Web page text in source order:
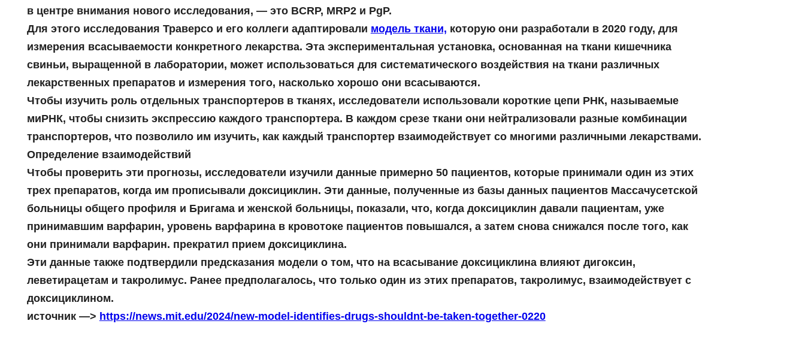
в центре внимания нового исследования, — это BCRP, MRP2 и PgP.
Для этого исследования Траверсо и его коллеги адаптировали модель ткани, которую они разработали в 2020 году, для
измерения всасываемости конкретного лекарства. Эта экспериментальная установка, основанная на ткани кишечника
свиньи, выращенной в лаборатории, может использоваться для систематического воздействия на ткани различных
лекарственных препаратов и измерения того, насколько хорошо они всасываются.
Чтобы изучить роль отдельных транспортеров в тканях, исследователи использовали короткие цепи РНК, называемые
миРНК, чтобы снизить экспрессию каждого транспортера. В каждом срезе ткани они нейтрализовали разные комбинации
транспортеров, что позволило им изучить, как каждый транспортер взаимодействует со многими различными лекарствами.
Определение взаимодействий
Чтобы проверить эти прогнозы, исследователи изучили данные примерно 50 пациентов, которые принимали один из этих
трех препаратов, когда им прописывали доксициклин. Эти данные, полученные из базы данных пациентов Массачусетской
больницы общего профиля и Бригама и женской больницы, показали, что, когда доксициклин давали пациентам, уже
принимавшим варфарин, уровень варфарина в кровотоке пациентов повышался, а затем снова снижался после того, как
они принимали варфарин. прекратил прием доксициклина.
Эти данные также подтвердили предсказания модели о том, что на всасывание доксициклина влияют дигоксин,
леветирацетам и такролимус. Ранее предполагалось, что только один из этих препаратов, такролимус, взаимодействует с
доксициклином.
источник —> https://news.mit.edu/2024/new-model-identifies-drugs-shouldnt-be-taken-together-0220